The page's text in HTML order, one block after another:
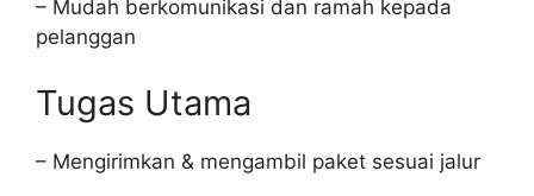
– Mudah berkomunikasi dan ramah kepada
pelanggan
Tugas Utama
– Mengirimkan & mengambil paket sesuai jalur